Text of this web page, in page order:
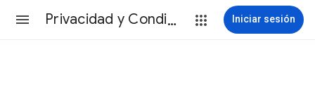
Privacidad y Condiciones Iniciar sesión